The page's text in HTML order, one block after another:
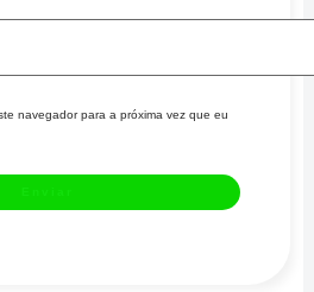
navegador para a próxima vez que eu